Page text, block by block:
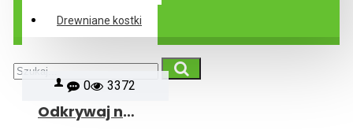
Drewniane kostki
0 3372
Odkrywaj nowe puzzle codziennie: nowości, wyprzedaże i wybór według marek